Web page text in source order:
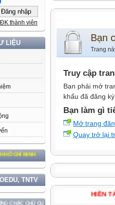
ĐK thành viên
LIỆU
CHÍ MINH
TNTV
CHỦ QUYỀN VÀ ĐỘC LẬP DÂN TỘC!
Bạn
Trang
Truy cập
Bạn phải mở
khẩu đã đăng
Bạn làm gì
Mở trang
Quay trở lại